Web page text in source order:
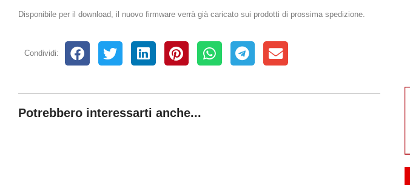
Disponibile per il download, il nuovo firmware verrà già caricato sui prodotti di prossima spedizione.
Condividi:
Potrebbero interessarti anche...